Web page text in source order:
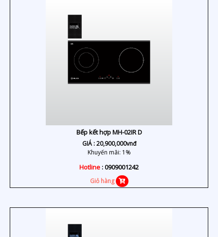
Bếp kết hợp MH-02IR D
GIÁ :20,900,000vnđ
Khuyến mãi: 1%
Hotline: 0909001242
Giỏ hàng